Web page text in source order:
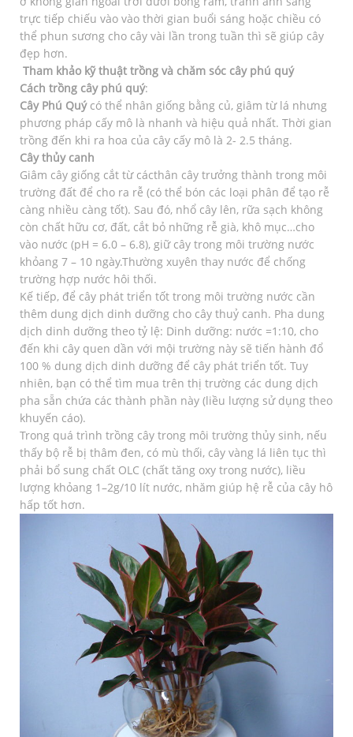
trực tiếp chiếu vào vào thời gian buổi sáng hoặc chiều có
thể phun sương cho cây vài lần trong tuần thì sẽ giúp cây
đẹp hơn.
Tham khảo kỹ thuật trồng và chăm sóc cây phú quý
Cách trồng cây phú quý:
Cây Phú Quýcó thể nhân giống bằng củ, giâm từ lá nhưng
phương pháp cấy mô là nhanh và hiệu quả nhất. Thời gian
trồng đến khi ra hoa của cây cấy mô là 2- 2.5 tháng.
Cây thủy canh
Giâm cây giống cắt từ cácthân cây trưởng thành trong môi
trường đất để cho ra rễ (có thể bón các loại phân để tạo rễ
càng nhiều càng tốt). Sau đó, nhổ cây lên, rữa sạch không
còn chất hữu cơ, đất, cắt bỏ những rễ già, khô mục…cho
vào nước (pH = 6.0 – 6.8), giữ cây trong môi trường nước
khỏang 7 – 10 ngày.Thường xuyên thay nước để chống
trường hợp nước hôi thối.
Kế tiếp, để cây phát triển tốt trong môi trường nước cần
thêm dung dịch dinh dưỡng cho cây thuỷ canh. Pha dung
dịch dinh dưỡng theo tỷ lệ: Dinh dưỡng: nước =1:10, cho
đến khi cây quen dần với mội trường này sẽ tiến hành đổ
100 % dung dịch dinh dưỡng để cây phát triển tốt. Tuy
nhiên, bạn có thể tìm mua trên thị trường các dung dịch
pha sẵn chứa các thành phần này (liều lượng sử dụng theo
khuyến cáo).
Trong quá trình trồng cây trong môi trường thủy sinh, nếu
thấy bộ rễ bị thâm đen, có mù thối, cây vàng lá liên tục thì
phải bổ sung chất OLC (chất tăng oxy trong nước), liều
lượng khỏang 1–2g/10 lít nước, nhăm giúp hệ rễ của cây hô
hấp tốt hơn.